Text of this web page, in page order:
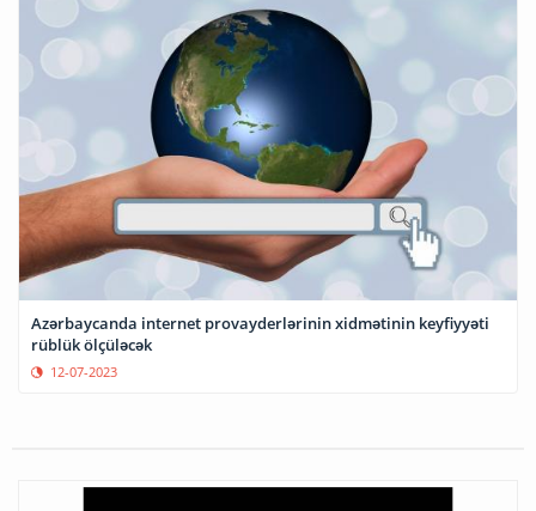
Azərbaycanda internet provayderlərinin xidmətinin keyfiyyəti
rüblük ölçüləcək
12-07-2023